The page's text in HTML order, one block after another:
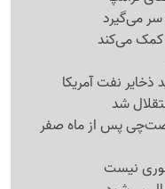
سر می‌گیرد
کمک می‌کند
ذخایر نفت آمریکا
شد
پس از ماه صفر
نیست